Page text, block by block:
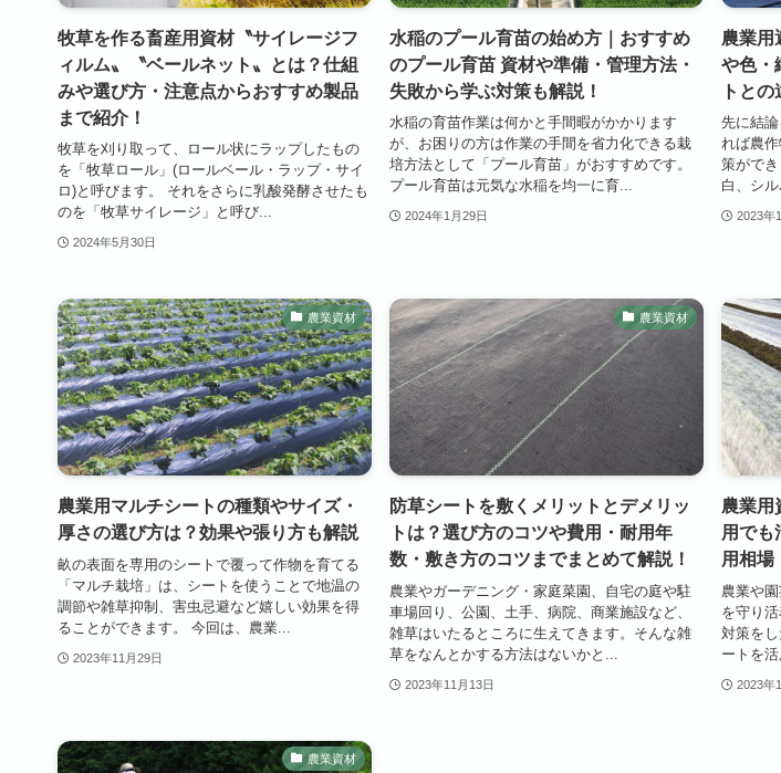
牧草を作る畜産用資材〝サイレージフ
ィルム〟〝ベールネット〟とは？仕組
みや選び方・注意点からおすすめ製品
まで紹介！
牧草を刈り取って、ロール状にラップしたもの
を「牧草ロール」(ロールベール・ラップ・サイ
ロ)と呼びます。 それをさらに乳酸発酵させたも
のを「牧草サイレージ」と呼び...
2024年5月30日
水稲のプール育苗の始め方｜おすすめ
のプール育苗 資材や準備・管理方法・
失敗から学ぶ対策も解説！
水稲の育苗作業は何かと手間暇がかかります
が、お困りの方は作業の手間を省力化できる栽
培方法として「プール育苗」がおすすめです。
プール育苗は元気な水稲を均一に育...
2024年1月29日
農業用
や色・
トと
先に結
れば農
策ができ
白、シ
2023年
農業資材
農業用マルチシートの種類やサイズ・
厚さの選び方は？効果や張り方も解説
畝の表面を専用のシートで覆って作物を育てる
「マルチ栽培」は、シートを使うことで地温の
調節や雑草抑制、害虫忌避など嬉しい効果を得
ることができます。 今回は、農業...
2023年11月29日
農業資材
防草シートを敷くメリットとデメリッ
トは？選び方のコツや費用・耐用年
数・敷き方のコツまでまとめて解説！
農業やガーデニング・家庭菜園、自宅の庭や駐
車場回り、公園、土手、病院、商業施設など、
雑草はいたるところに生えてきます。そんな雑
草をなんとかする方法はないかと...
2023年11月13日
農業用
用でも
用相場
農業や
を守り
対策を
ートを
2023年
農業資材